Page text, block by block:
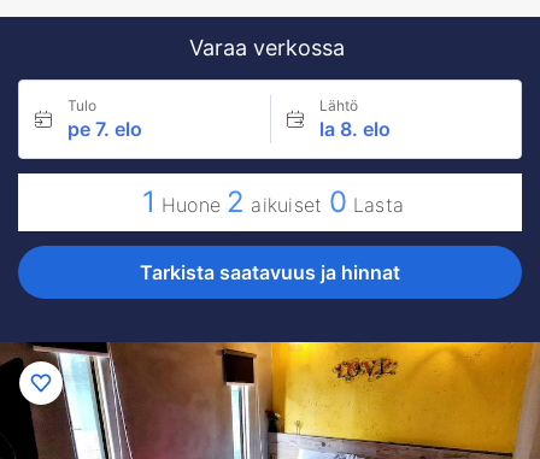
Varaa verkossa
Tulo
pe 7. elo
Lähtö
la 8. elo
1 Huone 2 aikuiset 0 Lasta
Tarkista saatavuus ja hinnat